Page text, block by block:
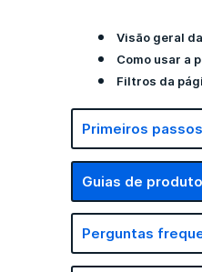
Primeiros passos
Guias de
Perguntas
Visão geral
Como usar a
Filtros da